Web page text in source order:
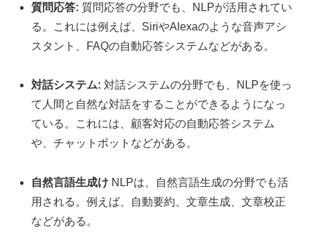
質問応答: 質問応答の分野でも、NLPが活用されてい
る。これには例えば、SiriやAlexaのような音声アシ
スタント、FAQの自動応答システムなどがある。
対話システム: 対話システムの分野でも、NLPを使っ
て人間と自然な対話をすることができるようになっ
ている。これには、顧客対応の自動応答システム
や、チャットボットなどがある。
自然言語生成け NLPは、自然言語生成の分野でも活
用される。例えば、自動要約、文章生成、文章校正
などがある。